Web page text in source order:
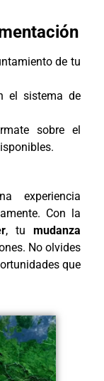
de tu
el sistema de
sobre el
experiencia
Con la
, tumudanza
No olvides
que